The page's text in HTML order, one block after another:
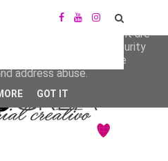
Google to deliver its services
address and user-agent are
performance and security
service, generate usage
address abuse.
GOT IT